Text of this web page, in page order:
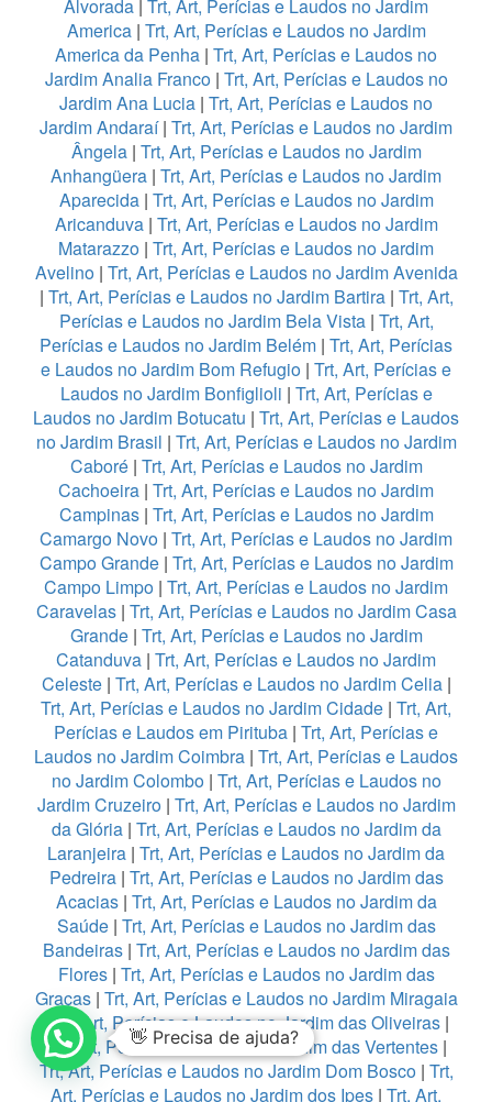
Alvorada | Trt, Art, Perícias e Laudos no Jardim
America| Trt, Art, Perícias e Laudos no Jardim
America da Penha | Trt, Art, Perícias e Laudos no
Jardim Analia Franco| Trt, Art, Perícias e Laudos no
Jardim Ana Lucia | Trt, Art, Perícias e Laudos no
Jardim Andaraí| Trt, Art, Perícias e Laudos no Jardim
Ângela| Trt, Art, Perícias e Laudos no Jardim
Anhangüera | Trt, Art, Perícias e Laudos no Jardim
Aparecida| Trt, Art, Perícias e Laudos no Jardim
Aricanduva| Trt, Art, Perícias e Laudos no Jardim
Matarazzo | Trt, Art, Perícias e Laudos no Jardim
Avelino| Trt, Art, Perícias e Laudos no Jardim Avenida
| Trt, Art, Perícias e Laudos no Jardim Bartira| Trt, Art,
Perícias e Laudos no Jardim Bela Vista| Trt, Art,
Perícias e Laudos no Jardim Belém | Trt, Art, Perícias
e Laudos no Jardim Bom Refugio | Trt, Art, Perícias e
Laudos no Jardim Bonfiglioli | Trt, Art, Perícias e
Laudos no Jardim Botucatu | Trt, Art, Perícias e Laudos
no Jardim Brasil | Trt, Art, Perícias e Laudos no Jardim
Caboré| Trt, Art, Perícias e Laudos no Jardim
Cachoeira | Trt, Art, Perícias e Laudos no Jardim
Campinas| Trt, Art, Perícias e Laudos no Jardim
Camargo Novo | Trt, Art, Perícias e Laudos no Jardim
Campo Grande| Trt, Art, Perícias e Laudos no Jardim
Campo Limpo | Trt, Art, Perícias e Laudos no Jardim
Caravelas| Trt, Art, Perícias e Laudos no Jardim Casa
Grande| Trt, Art, Perícias e Laudos no Jardim
Catanduva | Trt, Art, Perícias e Laudos no Jardim
Celeste| Trt, Art, Perícias e Laudos no Jardim Celia|
Trt, Art, Perícias e Laudos no Jardim Cidade | Trt, Art,
Perícias e Laudos em Pirituba | Trt, Art, Perícias e
Laudos no Jardim Coimbra | Trt, Art, Perícias e Laudos
no Jardim Colombo| Trt, Art, Perícias e Laudos no
Jardim Cruzeiro| Trt, Art, Perícias e Laudos no Jardim
da Glória| Trt, Art, Perícias e Laudos no Jardim da
Laranjeira | Trt, Art, Perícias e Laudos no Jardim da
Pedreira| Trt, Art, Perícias e Laudos no Jardim das
Acacias| Trt, Art, Perícias e Laudos no Jardim da
Saúde| Trt, Art, Perícias e Laudos no Jardim das
Bandeiras| Trt, Art, Perícias e Laudos no Jardim das
Flores| Trt, Art, Perícias e Laudos no Jardim das
Graças| Trt, Art, Perícias e Laudos no Jardim Miragaia
|Trt, Art, Perícias e Laudos no Jardim das Oliveiras|
Trt, Art, Perícias e Laudos no Jardim das Vertentes|
Trt, Art, Perícias e Laudos no Jardim Dom Bosco| Trt,
Art, Perícias e Laudos no Jardim dos Ipes | Trt, Art,
1